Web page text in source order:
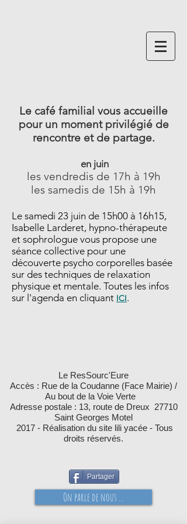
Le café familial vous accueille
pour un moment privilégié de
rencontre et de partage.
en juin
les vendredis de 17h à 19h
les samedis de 15h à 19h
Le samedi 23 juin de 15h00 à 16h15,
Isabelle Larderet, hypno-thérapeute
et sophrologue vous propose une
séance collective pour une
découverte psycho corporelles basée
sur des techniques de relaxation
physique et mentale. Toutes les infos
sur l'agenda en cliquant ICI.
Le ResSourc'Eure
Accès : Rue de la Coudanne (Face Mairie) /
Au bout de la Voie Verte
Adresse postale : 13, route de Dreux 27710
Saint Georges Motel
2017 - Réalisation du site lili yacée - Tous
droits réservés.
Partager
On parle de nous ...